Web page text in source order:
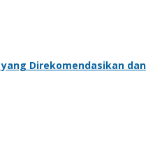
Direkomendasikan dan